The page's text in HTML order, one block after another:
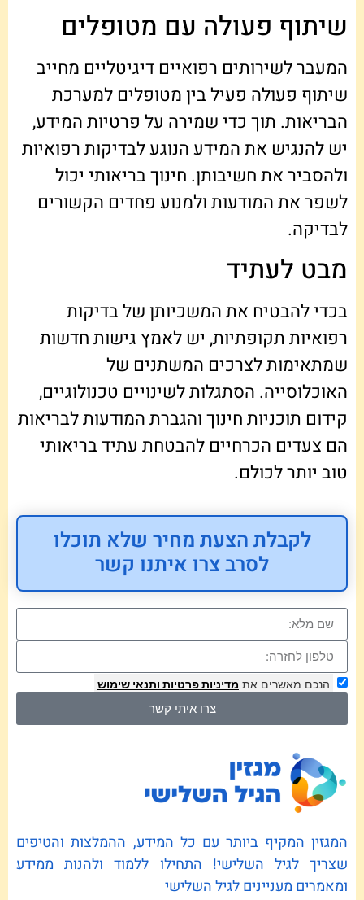
שיתוף פעולה עם מטופלים
המעבר לשירותים רפואיים דיגיטליים מחייב
שיתוף פעולה פעיל בין מטופלים למערכת
הבריאות. תוך כדי שמירה על פרטיות המידע,
יש להנגיש את המידע הנוגע לבדיקות רפואיות
ולהסביר את חשיבותן. חינוך בריאותי יכול
לשפר את המודעות ולמנוע פחדים הקשורים
לבדיקה.
מבט לעתיד
בכדי להבטיח את המשכיותן של בדיקות
רפואיות תקופתיות, יש לאמץ גישות חדשות
שמתאימות לצרכים המשתנים של
האוכלוסייה. הסתגלות לשינויים טכנולוגיים,
קידום תוכניות חינוך והגברת המודעות לבריאות
הם צעדים הכרחיים להבטחת עתיד בריאותי
טוב יותר לכולם.
לקבלת הצעת מחיר שלא תוכלו
לסרב צרו איתנו קשר
הנכם מאשרים את מדיניות פרטיות ותנאי שימוש
צרו איתי קשר
המגזין המקיף ביותר עם כל המידע, ההמלצות והטיפים
שצריך לגיל השלישי! התחילו ללמוד ולהנות ממידע
ומאמרים מעניינים לגיל השלישי